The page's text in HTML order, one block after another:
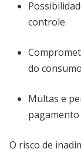
controle
do consumo
Multas e
pagamento
O risco de